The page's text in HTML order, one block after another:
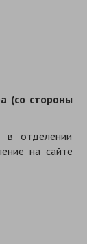
(со стороны
в отделении
на сайте